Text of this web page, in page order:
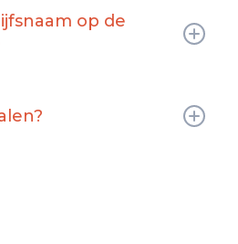
het verschil
Meestal gebeurt
op de
te vullen.